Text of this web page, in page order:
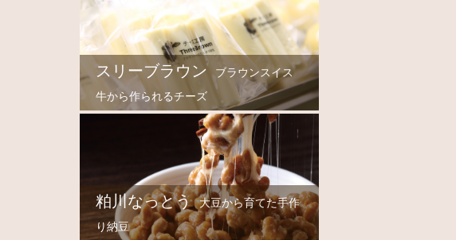
スリーブラウン
ブラウンスイス
牛から作られるチーズ
粕川なっとう
大豆から育てた手作
り納豆